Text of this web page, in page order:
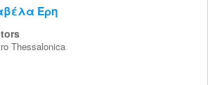
Έρη
Thessalonica